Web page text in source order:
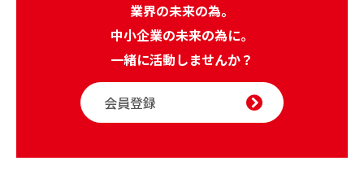
業界の未来の為。
中小企業の未来の為に。
一緒に活動しませんか？
会員登録